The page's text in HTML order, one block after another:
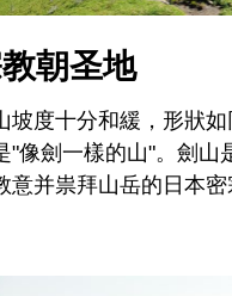
朝圣地
坡度十分和緩，形狀
"像劍一樣的山"。劍山
意并祟拜山岳的日本